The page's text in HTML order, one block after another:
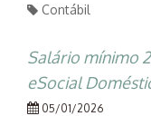
Contábil
Salário mínimo
eSocial
05/01/2026